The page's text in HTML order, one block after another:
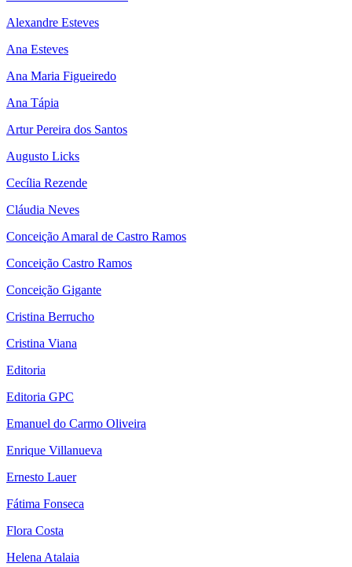
Alexandre Esteves
Ana Esteves
Ana Maria Figueiredo
Ana Tápia
Artur Pereira dos Santos
Augusto Licks
Cecília Rezende
Cláudia Neves
Conceição Amaral de Castro Ramos
Conceição Castro Ramos
Conceição Gigante
Cristina Berrucho
Cristina Viana
Editoria
Editoria GPC
Emanuel do Carmo Oliveira
Enrique Villanueva
Ernesto Lauer
Fátima Fonseca
Flora Costa
Helena Atalaia